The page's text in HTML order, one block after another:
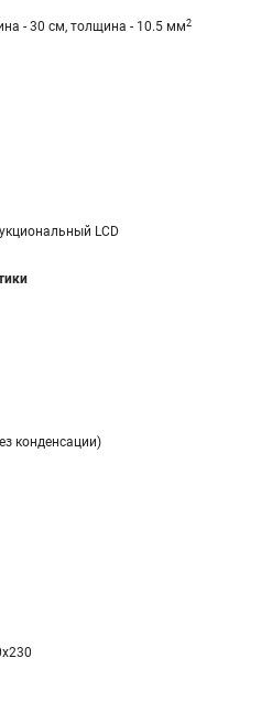
- 30 см, толщина - 10.5 мм2
LCD
конденсации)